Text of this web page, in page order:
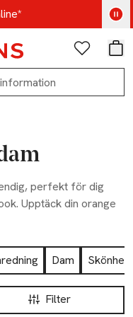
nu
Favoriter
perfekt för dig
Upptäck din orange
Dam
Skönhet
Filter